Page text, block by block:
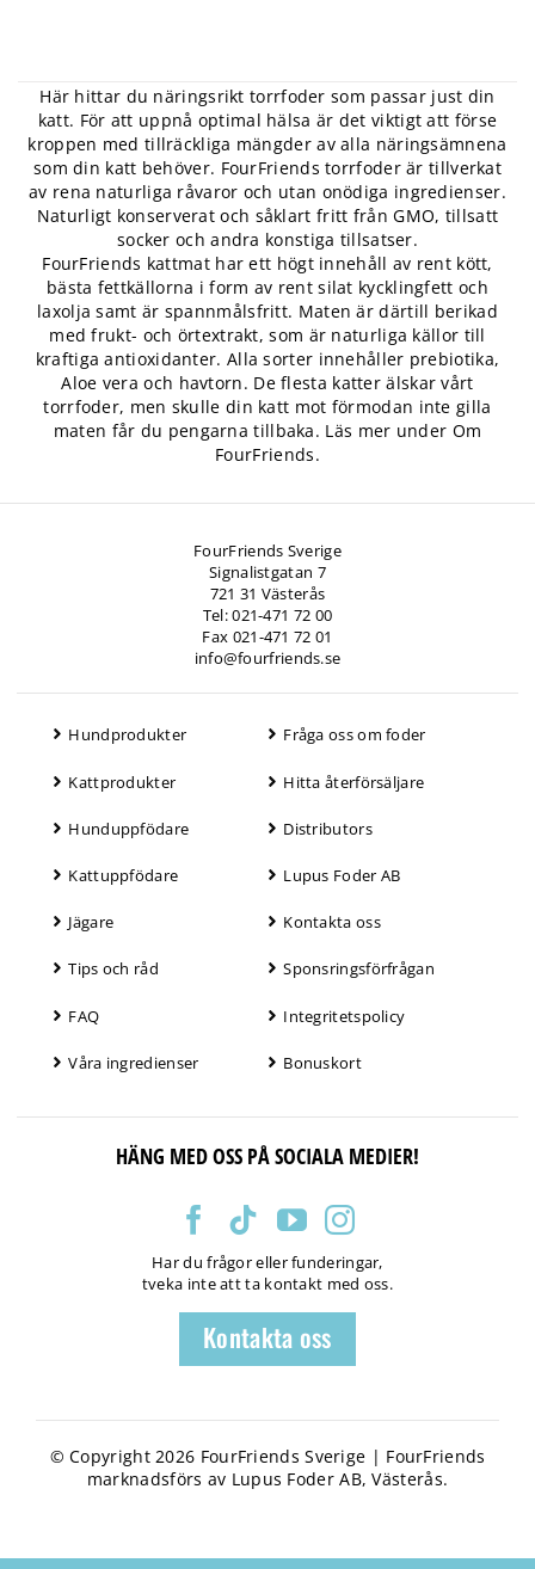
Här hittar du näringsrikt torrfoder som passar just din
katt. För att uppnå optimal hälsa är det viktigt att förse
kroppen med tillräckliga mängder av alla näringsämnena
som din katt behöver. FourFriends torrfoder är tillverkat
av rena naturliga råvaror och utan onödiga ingredienser.
Naturligt konserverat och såklart fritt från GMO, tillsatt
socker och andra konstiga tillsatser.
FourFriends kattmat har ett högt innehåll av rent kött,
bästa fettkällorna i form av rent silat kycklingfett och
laxolja samt är spannmålsfritt. Maten är därtill berikad
med frukt- och örtextrakt, som är naturliga källor till
kraftiga antioxidanter. Alla sorter innehåller prebiotika,
Aloe vera och havtorn. De flesta katter älskar vårt
torrfoder, men skulle din katt mot förmodan inte gilla
maten får du pengarna tillbaka. Läs mer under Om
FourFriends.
FourFriends Sverige
Signalistgatan 7
721 31 Västerås
Tel: 021-471 72 00
Fax 021-471 72 01
info@fourfriends.se
Hundprodukter
Kattprodukter
Hunduppfödare
Kattuppfödare
Jägare
Tips och råd
FAQ
Våra ingredienser
Fråga oss om foder
Hitta återförsäljare
Distributors
Lupus Foder AB
Kontakta oss
Sponsringsförfrågan
Integritetspolicy
Bonuskort
HÄNG MED OSS PÅ SOCIALA MEDIER!
Har du frågor eller funderingar,
tveka inte att ta kontakt med oss.
Kontakta oss
© Copyright 2026 FourFriends Sverige | FourFriends
marknadsförs av Lupus Foder AB, Västerås.